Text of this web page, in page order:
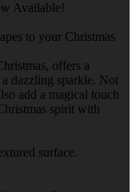
Available!
to your Christmas
offers a
dazzling sparkle. Not
add a magical touch
spirit with
surface.